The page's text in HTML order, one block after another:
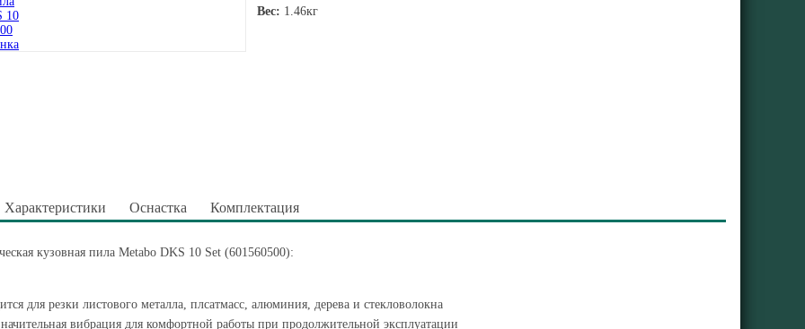
Вес: 1.46кг
Характеристики Оснастка Комплектация
кузовная пила Metabo DKS 10 Set (601560500):
для резки листового металла, плсатмасс, алюминия, дерева и стекловолокна
вибрация для комфортной работы при продолжительной эксплуатации